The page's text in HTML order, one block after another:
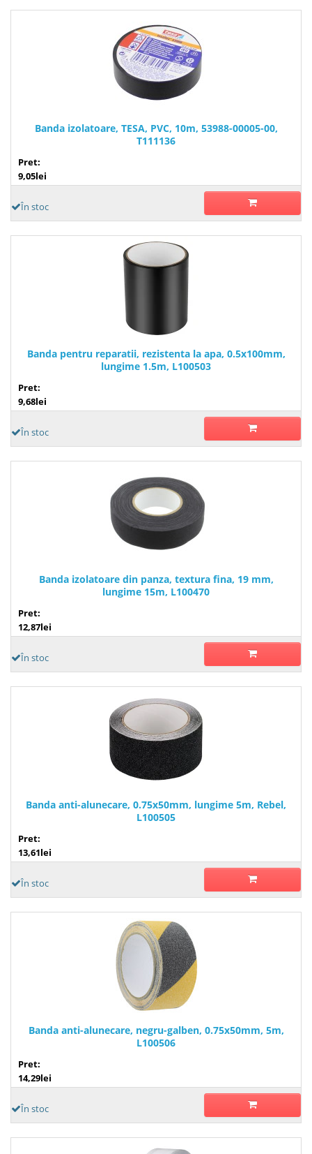
Banda izolatoare, TESA, PVC, 10m, 53988-00005-00,
T111136
Pret:
9,05lei
În stoc
Banda pentru reparatii, rezistenta la apa, 0.5x100mm,
lungime 1.5m, L100503
Pret:
9,68lei
În stoc
Banda izolatoare din panza, textura fina, 19 mm,
lungime 15m, L100470
Pret:
12,87lei
În stoc
Banda anti-alunecare, 0.75x50mm, lungime 5m, Rebel,
L100505
Pret:
13,61lei
În stoc
Banda anti-alunecare, negru-galben, 0.75x50mm, 5m,
L100506
Pret:
14,29lei
În stoc